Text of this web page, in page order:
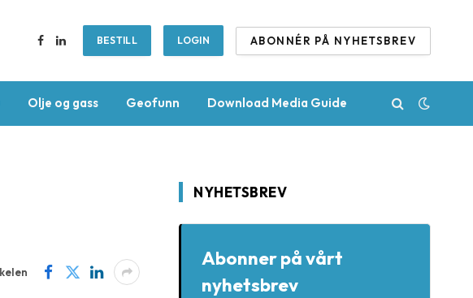
Facebook
LinkedInBESTILL LOGIN ABONNÉR PÅ NYHETSBREV
Olje og gass Geofunn Download Media Guide
NYHETSBREV
Abonner på vårt
nyhetsbrev